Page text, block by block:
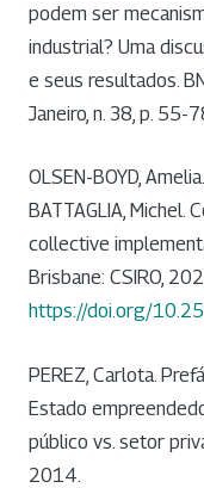
podem ser
industrial? Uma
e seus resultados.
Janeiro, n. 38, p. 55-
OLSEN-BOYD,
BATTAGLIA, Michel.
collective
Brisbane: CSIRO,
https://doi.org/
PEREZ, Carlota.
Estado
público vs. setor
2014.